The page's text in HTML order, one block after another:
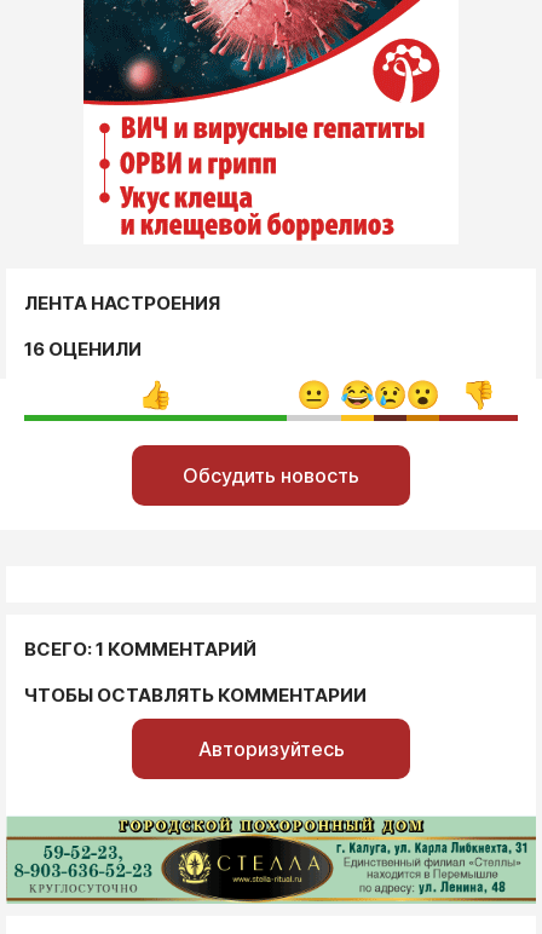
ЛЕНТА НАСТРОЕНИЯ
16 ОЦЕНИЛИ
Обсудить новость
ВСЕГО: 1 КОММЕНТАРИЙ
ЧТОБЫ ОСТАВЛЯТЬ КОММЕНТАРИИ
Авторизуйтесь